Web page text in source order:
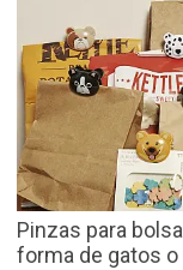
Pinzas para
forma de gatos o